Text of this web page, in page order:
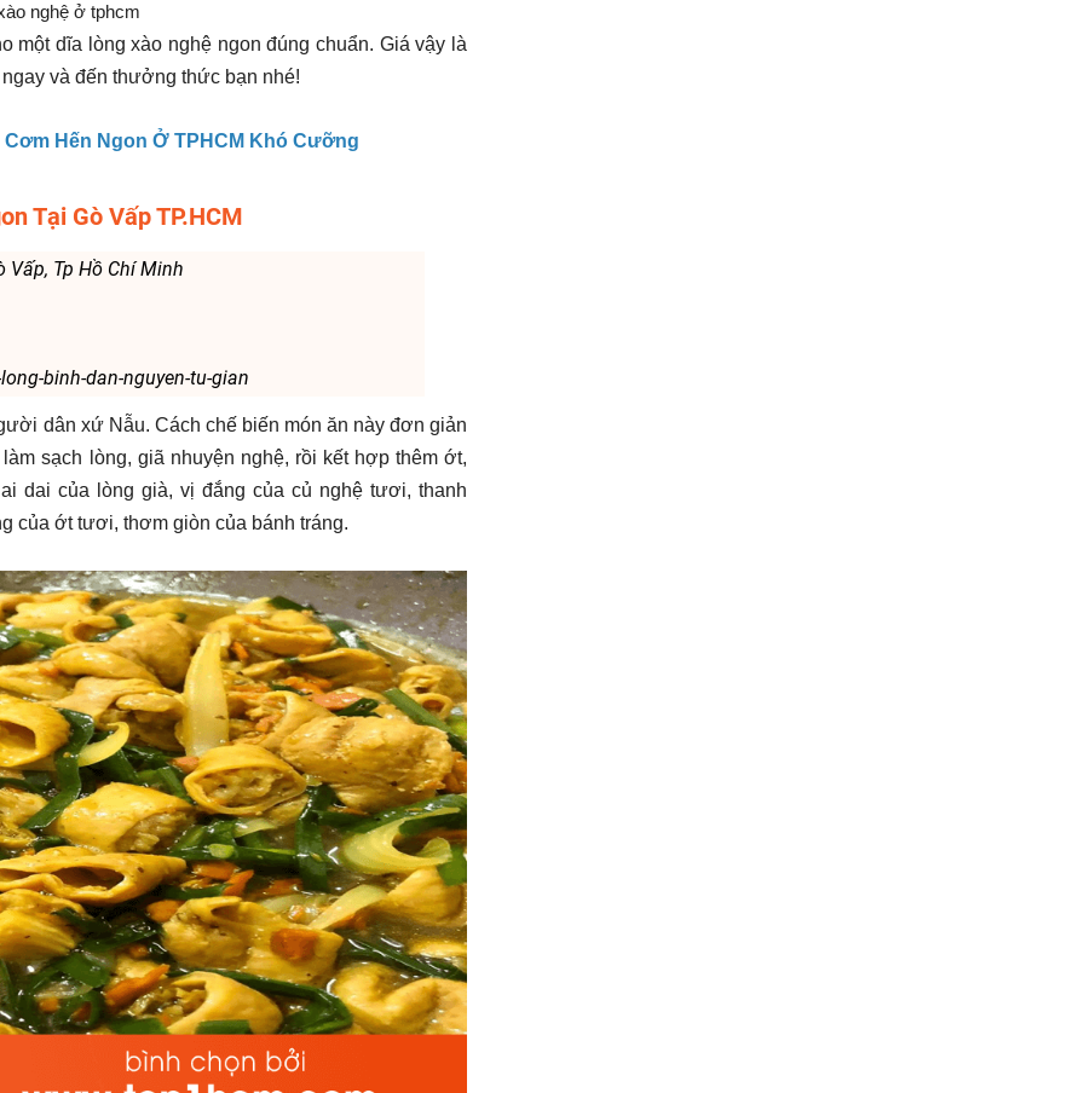
nghệ ở tphcm
một dĩa lòng xào nghệ ngon đúng chuẩn. Giá vậy là
và đến thưởng thức bạn nhé!
Cơm Hến Ngon Ở TPHCM Khó Cưỡng
Tại Gò Vấp TP.HCM
Vấp, Tp Hồ Chí Minh
binh-dan-nguyen-tu-gian
dân xứ Nẫu. Cách chế biến món ăn này đơn giản
sạch lòng, giã nhuyện nghệ, rồi kết hợp thêm ớt,
dai của lòng già, vị đắng của củ nghệ tươi, thanh
của ớt tươi, thơm giòn của bánh tráng.